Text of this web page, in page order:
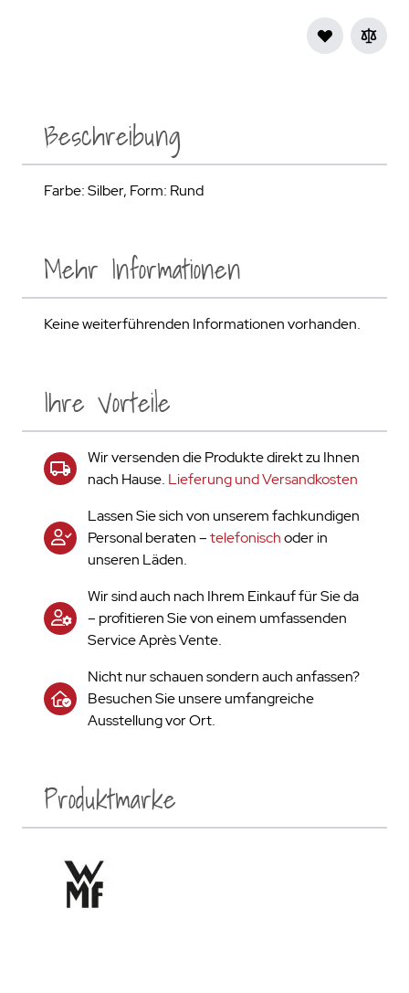
Beschreibung
Farbe: Silber, Form: Rund
Ihre Vorteile
Wir versenden die Produkte direkt zu Ihnen
nach Hause. Lieferung und Versandkosten
Lassen Sie sich von unserem fachkundigen
Personal beraten –telefonischoder in
unseren Läden.
Wir sind auch nach Ihrem Einkauf für Sie da
– profitieren Sie von einem umfassenden
Service Après Vente.
Nicht nur schauen sondern auch anfassen?
Besuchen Sie unsere umfangreiche
Ausstellung vor Ort.
Mehr Informationen
Keine weiterführenden Informationen vorhanden.
Produktmarke